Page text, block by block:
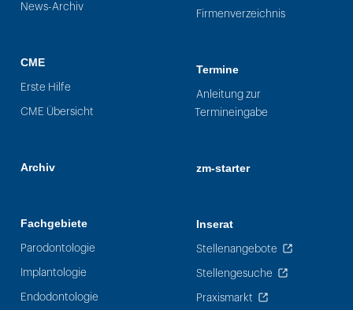
News-Archiv
CME
Erste Hilfe
CME Übersicht
Archiv
Fachgebiete
Parodontologie
Implantologie
Endodontologie
Firmenverzeichnis
Termine
Anleitung zur
Termineingabe
zm-starter
Inserat
Stellenangebote
Stellengesuche
Praxismarkt